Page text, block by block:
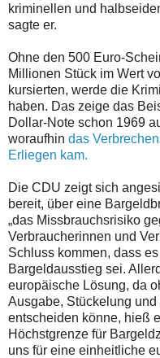
kriminellen und
sagte er.
Ohne den 500 Euro-
Millionen Stück im Wert
kursierten, werde die
haben. Das zeige das
Dollar-Note schon 1969
woraufhin das
Erliegen kam.
Die CDU zeigt sich
bereit, über eine
„das Missbrauchsrisiko
Verbraucherinnen und
Schluss kommen, dass
Bargeldausstieg sei.
europäische Lösung, da
Ausgabe, Stückelung
entscheiden könne, hieß
Höchstgrenze für
uns für eine einheitliche